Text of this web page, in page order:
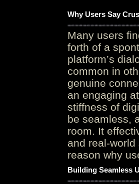
Why Users Say
Many users
forth of a
platform’s
common in
genuine
an engaging
stiffness of
be seamless,
room. It
and real-
reason why
Building Seamless